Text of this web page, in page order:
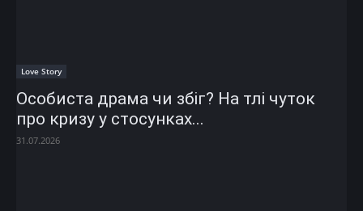
Love Story
Особиста драма чи збіг? На тлі чуток
про кризу у стосунках...
31.07.2026